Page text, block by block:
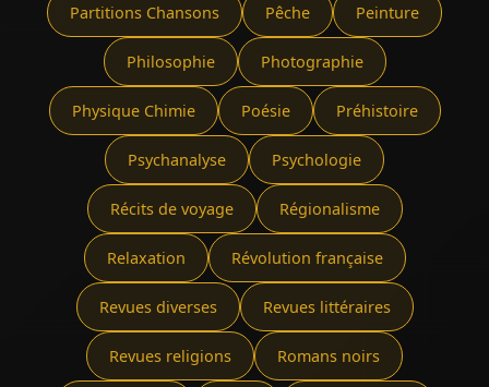
Partitions Chansons Pêche Peinture
Philosophie Photographie
Physique Chimie Poésie Préhistoire
Psychanalyse Psychologie
Récits de voyage Régionalisme
Relaxation Révolution française
Revues diverses Revues littéraires
Revues religions Romans noirs